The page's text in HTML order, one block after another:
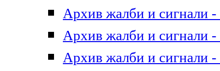
Архив жалби и сигнали -
Архив жалби и сигнали -
Архив жалби и сигнали -